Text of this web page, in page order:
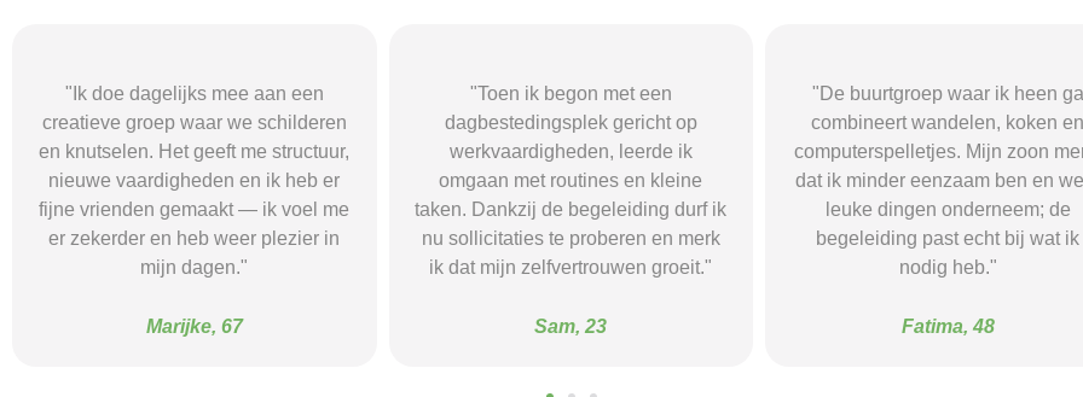
"Toen ik begon met een
dagbestedingsplek gericht op
werkvaardigheden, leerde ik
omgaan met routines en kleine
taken. Dankzij de begeleiding durf ik
nu sollicitaties te proberen en merk
ik dat mijn zelfvertrouwen groeit."
Sam, 23
"De buurtgroep waar ik heen ga
combineert wandelen, koken en
computerspelletjes. Mijn zoon merkt
dat ik minder eenzaam ben en weer
leuke dingen onderneem; de
begeleiding past echt bij wat ik
nodig heb."
Fatima, 48
"Ik doe dagelijks mee aan een
creatieve groep waar we
en knutselen. Het geeft me
nieuwe vaardigheden en ik heb
fijne vrienden gemaakt — ik voel
er zekerder en heb weer plezier in
mijn dagen."
Marijke, 67